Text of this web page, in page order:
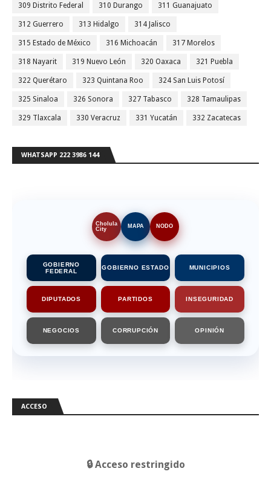
309 Distrito Federal 310 Durango 311 Guanajuato
312 Guerrero 313 Hidalgo 314 Jalisco
315 Estado de México 316 Michoacán 317 Morelos
318 Nayarit 319 Nuevo León 320 Oaxaca 321 Puebla
322 Querétaro 323 Quintana Roo 324 San Luis Potosí
325 Sinaloa 326 Sonora 327 Tabasco 328 Tamaulipas
329 Tlaxcala 330 Veracruz 331 Yucatán 332 Zacatecas
WHATSAPP 222 3986 144
Cholula
City
MAPA NODO
GOBIERNO
FEDERAL
GOBIERNO ESTADO MUNICIPIOS
DIPUTADOS PARTIDOS INSEGURIDAD
NEGOCIOS CORRUPCIÓN OPINIÓN
ACCESO
🔒 Acceso restringido